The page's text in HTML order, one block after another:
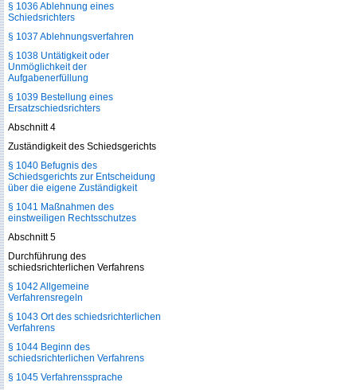
§ 1036 Ablehnung eines
Schiedsrichters
§ 1037 Ablehnungsverfahren
§ 1038 Untätigkeit oder
Unmöglichkeit der
Aufgabenerfüllung
§ 1039 Bestellung eines
Ersatzschiedsrichters
Abschnitt 4
Zuständigkeit des Schiedsgerichts
§ 1040 Befugnis des
Schiedsgerichts zur Entscheidung
über die eigene Zuständigkeit
§ 1041 Maßnahmen des
einstweiligen Rechtsschutzes
Abschnitt 5
Durchführung des
schiedsrichterlichen Verfahrens
§ 1042 Allgemeine
Verfahrensregeln
§ 1043 Ort des schiedsrichterlichen
Verfahrens
§ 1044 Beginn des
schiedsrichterlichen Verfahrens
§ 1045 Verfahrenssprache